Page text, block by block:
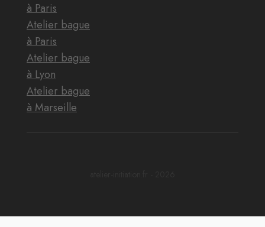
à Paris
Atelier bague
à Paris
Atelier bague
à Lyon
Atelier bague
à Marseille